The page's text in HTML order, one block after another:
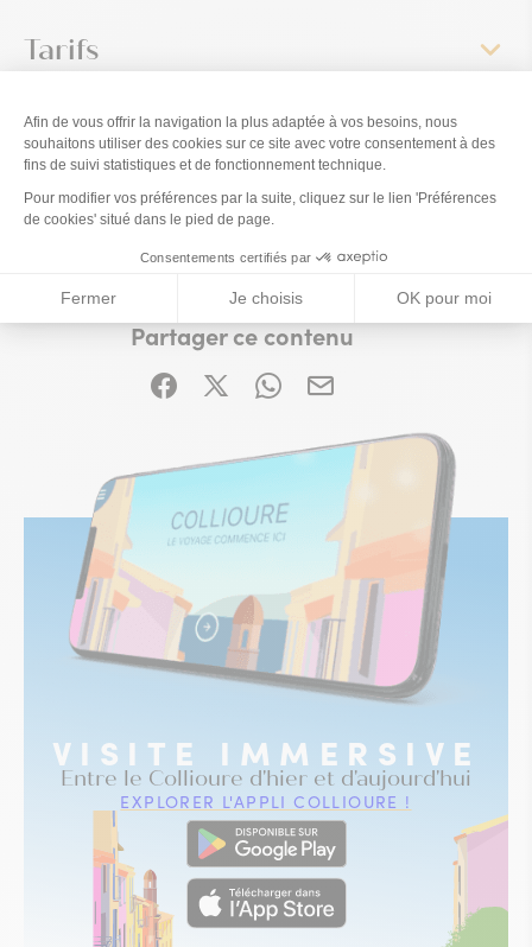
Tarifs
Prestations
Ce contenu vous a été utile ?
Ce contenu vous a été utile
Ce contenu ne vous a pas été utile
Partager ce contenu
Partager sur Facebook (nouvelle fenêtre)
Partager sur X / Twitter (nouvelle
Partager sur WhatsApp
Partager par mail
VISITE IMMERSIVE
Entre le Collioure d'hier et d'aujourd'hui
EXPLORER L'APPLI COLLIOURE !